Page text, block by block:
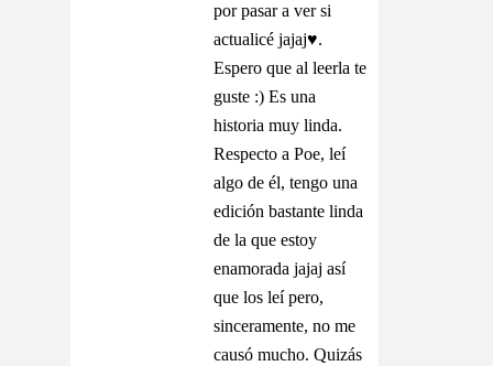
por pasar a ver si
actualicé jajaj♥.
Espero que al leerla te
guste :) Es una
historia muy linda.
Respecto a Poe, leí
algo de él, tengo una
edición bastante linda
de la que estoy
enamorada jajaj así
que los leí pero,
sinceramente, no me
causó mucho. Quizás